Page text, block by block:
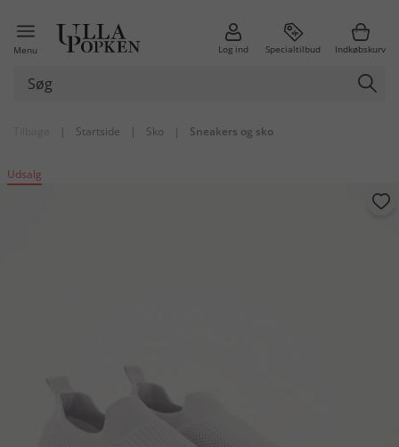
Menu Log ind Specialtilbud Indkøbskurv
| Startside | Sko | Sneakers og sko
Udsalg